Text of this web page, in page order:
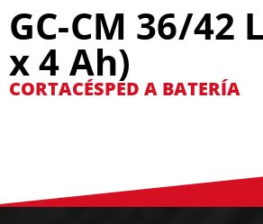
GC-CM 36/42
x 4 Ah)
CORTACÉSPED A BATERÍA